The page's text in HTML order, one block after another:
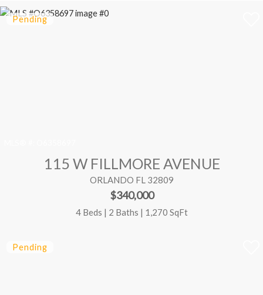
115 W FILLMORE AVENUE
ORLANDO FL 32809
$340,000
4 Beds | 2 Baths | 1,270 SqFt